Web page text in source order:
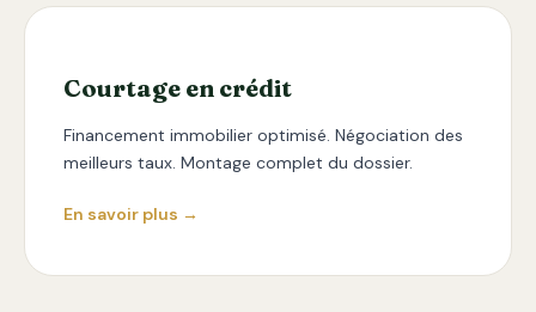
Courtage en crédit
Financement immobilier optimisé. Négociation des
meilleurs taux. Montage complet du dossier.
En savoir plus →